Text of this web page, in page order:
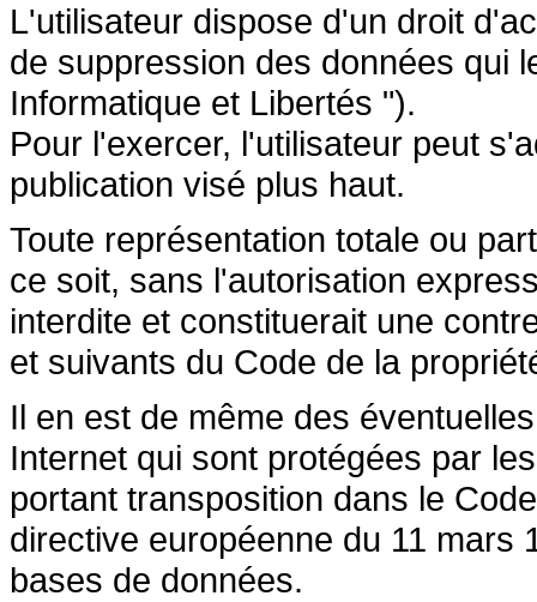
L'utilisateur dispose d'un droit
de suppression des données qui
Informatique et Libertés ").
Pour l'exercer, l'utilisateur peut
publication visé plus haut.
Toute représentation totale ou
ce soit, sans l'autorisation
interdite et constituerait une
et suivants du Code de la
Il en est de même des
Internet qui sont protégées par
portant transposition dans le
directive européenne du 11 mars
bases de données.